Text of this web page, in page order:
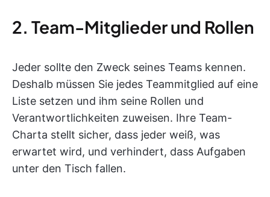
2. Team-Mitglieder und Rollen
Jeder sollte den Zweck seines Teams kennen.
Deshalb müssen Sie jedes Teammitglied auf eine
Liste setzen und ihm seine Rollen und
Verantwortlichkeiten zuweisen. Ihre Team-
Charta stellt sicher, dass jeder weiß, was
erwartet wird, und verhindert, dass Aufgaben
unter den Tisch fallen.